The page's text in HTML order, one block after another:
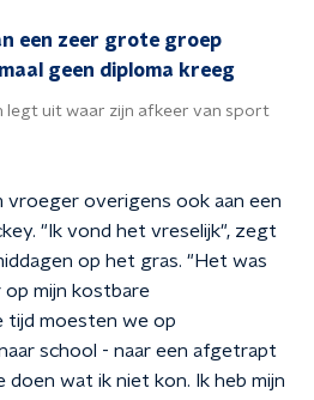
een zeer grote groep
geen diploma kreeg
legt uit waar zijn afkeer van sport
vroeger overigens ook aan een
"Ik vond het vreselijk", zegt
op het gras. "Het was
op mijn kostbare
tijd moesten we op
school - naar een afgetrapt
wat ik niet kon. Ik heb mijn